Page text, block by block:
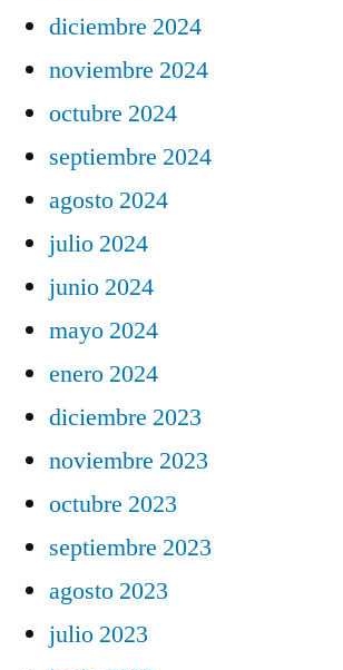
diciembre 2024
noviembre 2024
octubre 2024
septiembre 2024
agosto 2024
julio 2024
junio 2024
mayo 2024
enero 2024
diciembre 2023
noviembre 2023
octubre 2023
septiembre 2023
agosto 2023
julio 2023